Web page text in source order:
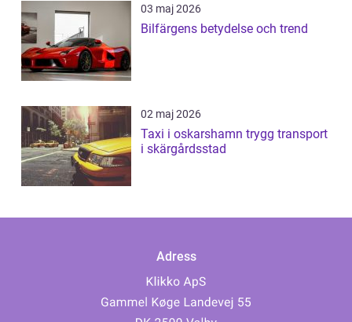
03 maj 2026
Bilfärgens betydelse och trend
02 maj 2026
Taxi i oskarshamn trygg transport
i skärgårdsstad
Adress